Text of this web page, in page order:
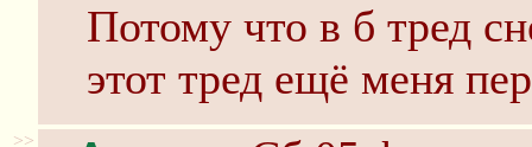
Потому что в б тред
этот тред ещё меня
>>